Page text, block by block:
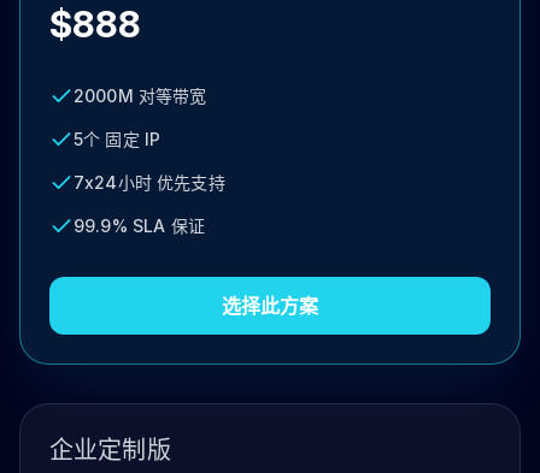
$888
2000M 对等带宽
5个 固定 IP
7x24小时 优先支持
99.9% SLA 保证
选择此方案
企业定制版